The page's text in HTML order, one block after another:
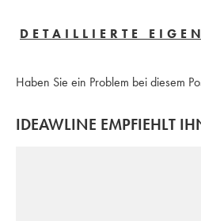
DETAILLIERTE
Haben Sie ein Problem bei diesem
IDEAWLINE EMPFIEHLT